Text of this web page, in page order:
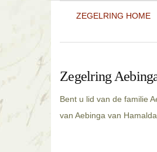
ZEGELRING HOME
Zegelring
Bent u lid van de familie
van Aebinga van